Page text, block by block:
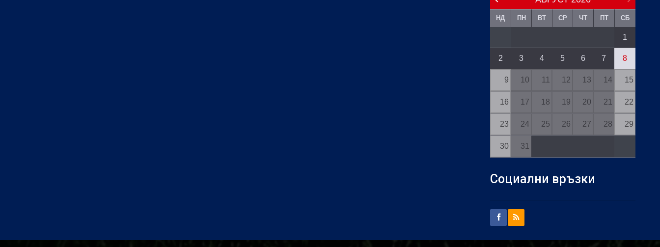
НД ПН ВТ СР ЧТ ПТ СБ
1
2 3 4 5 6 7 8
9 10 11 12 13 14 15
16 17 18 19 20 21 22
23 24 25 26 27 28 29
30 31
Социални връзки